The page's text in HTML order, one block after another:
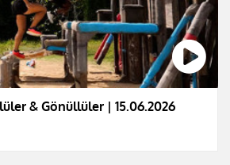
& Gönüllüler | 15.06.2026